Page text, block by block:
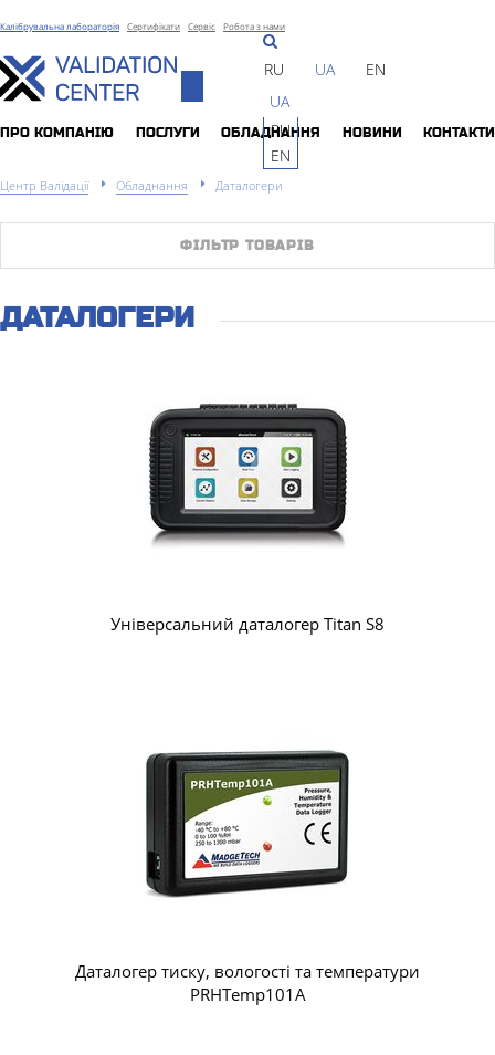
Калібрувальна лабораторія Сертифікати Сервіс Робота з нами
RU UA
EN
UA
RU
EN
navigation
ПРО КОМПАНIЮ ПОСЛУГИ ОБЛАДНАННЯ НОВИНИ КОНТАКТИ
Центр Валідації Обладнання Даталогери
ФІЛЬТР ТОВАРІВ
ДАТАЛОГЕРИ
Універсальний даталогер Titan S8
Даталогер тиску, вологості та температури
PRHTemp101A